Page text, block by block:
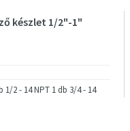
készlet 1/2"-1"
2 - 14 NPT 1 db 3/4 - 14